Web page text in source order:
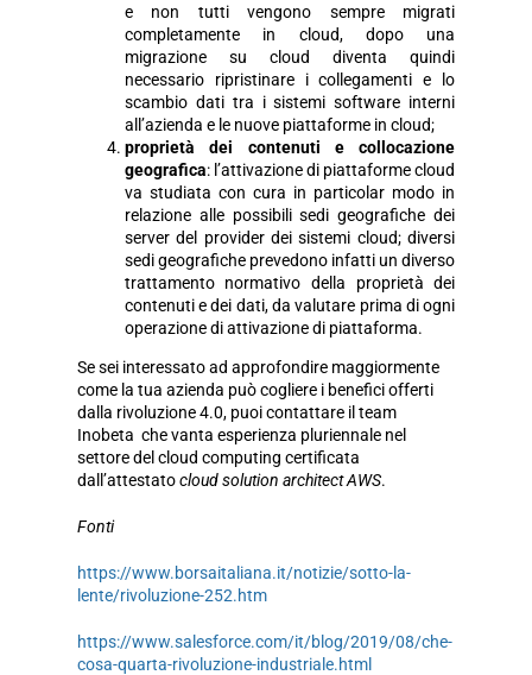
e non tutti vengono sempre migrati
completamente in cloud, dopo una
migrazione su cloud diventa quindi
necessario ripristinare i collegamenti e lo
scambio dati tra i sistemi software interni
all’azienda e le nuove piattaforme in cloud;
proprietà dei contenuti e collocazione
geografica: l’attivazione di piattaforme cloud
va studiata con cura in particolar modo in
relazione alle possibili sedi geografiche dei
server del provider dei sistemi cloud; diversi
sedi geografiche prevedono infatti un diverso
trattamento normativo della proprietà dei
contenuti e dei dati, da valutare prima di ogni
operazione di attivazione di piattaforma.
Se sei interessato ad approfondire maggiormente
come la tua azienda può cogliere i benefici offerti
dalla rivoluzione 4.0, puoi contattare il team
Inobeta che vanta esperienza pluriennale nel
settore del cloud computing certificata
dall’attestatocloud solution architect AWS.
Fonti
https://www.borsaitaliana.it/notizie/sotto-la-
lente/rivoluzione-252.htm
https://www.salesforce.com/it/blog/2019/08/che-
cosa-quarta-rivoluzione-industriale.html